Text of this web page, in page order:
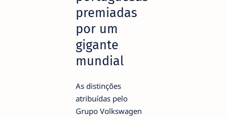
premiadas
por um
gigante
mundial
As distinções
atribuídas pelo
Grupo Volkswagen